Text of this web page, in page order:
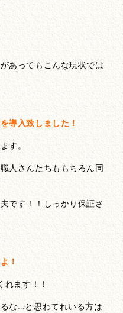
あってもこんな現状では
導入致しました！
す。
人さんたちももちろん同
です！！しっかり保証さ
！
ます！！
な…と思わてれいる方は